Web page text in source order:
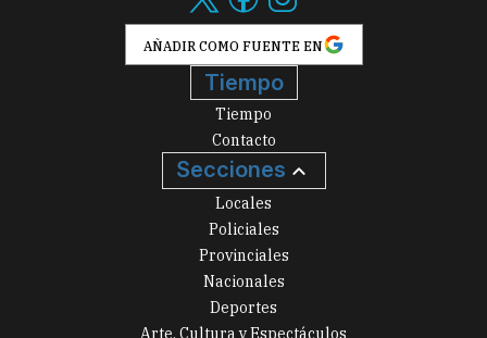
AÑADIR COMO FUENTE EN
Tiempo
Tiempo
Contacto
Secciones
Locales
Policiales
Provinciales
Nacionales
Deportes
Arte, Cultura y Espectáculos